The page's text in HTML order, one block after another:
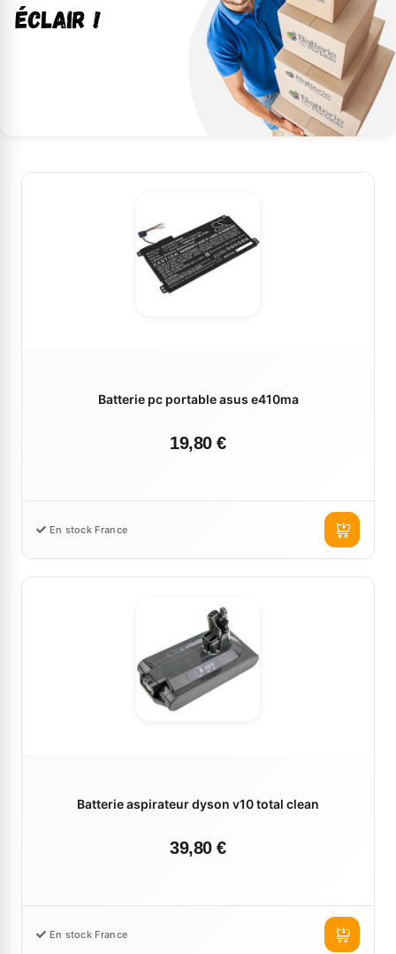
Batterie pc portable asus e410ma
19,80 €
En stock France
Batterie aspirateur dyson v10 total clean
39,80 €
En stock France